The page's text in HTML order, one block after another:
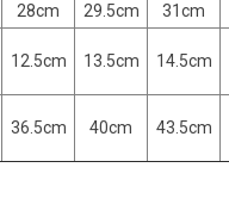
28cm 29.5cm 31cm
12.5cm 13.5cm 14.5cm
36.5cm 40cm 43.5cm